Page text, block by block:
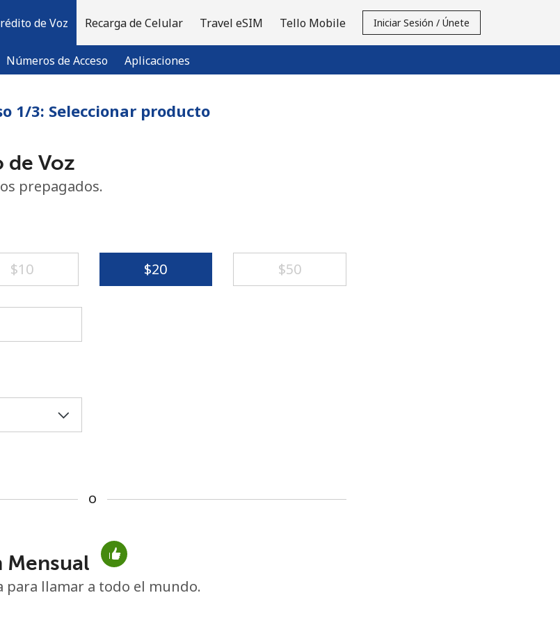
de Voz
Números de Acceso Aplicaciones
Recarga de Celular Travel eSIM Tello Mobile Iniciar Sesión / Únete
No se ha creado una contraseña
8 caracteres
1/3: Seleccionar producto
de Voz
prepagados.
⁦$10⁩ ⁦$20⁩ ⁦$50⁩
o
Mensual
para llamar a todo el mundo.